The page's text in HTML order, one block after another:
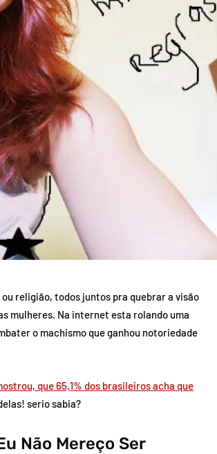
religião, todos juntos pra quebrar a visão
mulheres. Na internet esta rolando uma
o machismo que ganhou notoriedade
que 65,1% dos brasileiros acha que
serio sabia?
Não Mereço Ser